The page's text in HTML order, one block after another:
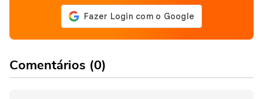
Comentários (0)